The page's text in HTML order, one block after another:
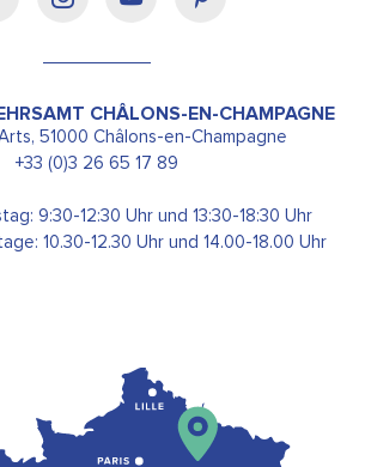
CHÂLONS-EN-CHAMPAGNE
51000 Châlons-en-Champagne
+33 (0)3 26 65 17 89
9:30-12:30 Uhr und 13:30-18:30 Uhr
10.30-12.30 Uhr und 14.00-18.00 Uhr